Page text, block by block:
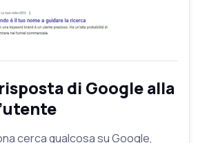
di Google alla
cerca qualcosa su Google,